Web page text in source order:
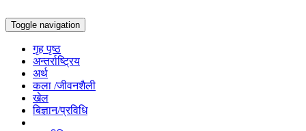
Toggle navigation
गृह पृष्ठ
अन्तर्राष्ट्रिय
अर्थ
कला /जीवनशैली
खेल
बिज्ञान/प्रविधि